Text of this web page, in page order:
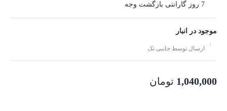
7 روز گارانتی بازگشت وجه
موجود در انبار
ارسال توسط جانبی تک
1,040,000 تومان